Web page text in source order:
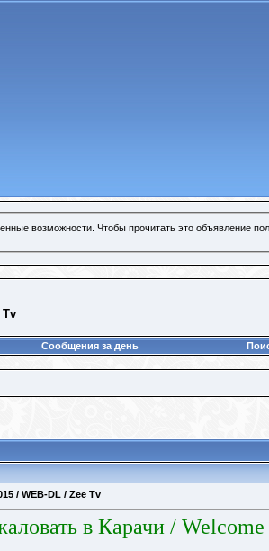
возможности. Чтобы прочитать это объявление
Tv
Сообщения за день
/ WEB-DL / Zee Tv
в Карачи /